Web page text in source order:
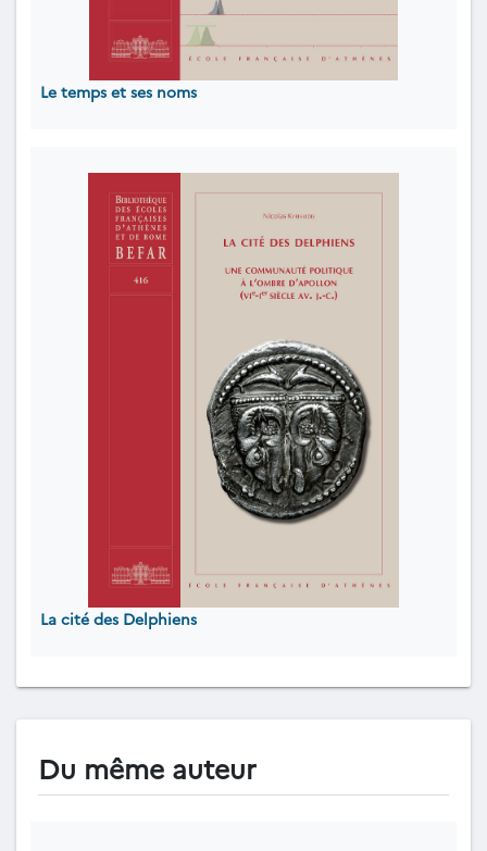
Le temps et ses noms
La cité des Delphiens
Du même auteur